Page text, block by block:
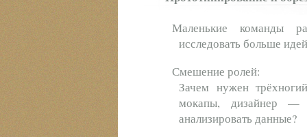
Маленькие команды
исследовать больше
Смешение ролей:
Зачем нужен
мокапы, дизайнер —
анализировать данные?